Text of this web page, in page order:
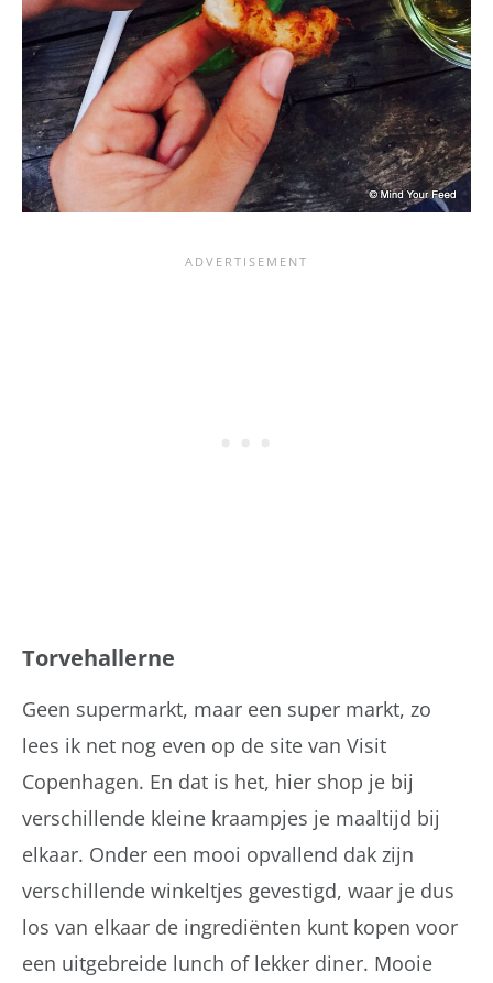
Torvehallerne
Geen supermarkt, maar een super markt, zo
lees ik net nog even op de site van Visit
Copenhagen. En dat is het, hier shop je bij
verschillende kleine kraampjes je maaltijd bij
elkaar. Onder een mooi opvallend dak zijn
verschillende winkeltjes gevestigd, waar je dus
los van elkaar de ingrediënten kunt kopen voor
een uitgebreide lunch of lekker diner. Mooie